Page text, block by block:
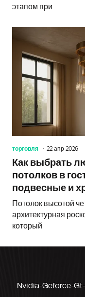
этапом при
торговля 22 апр 2026
Как выбрать
потолков в
подвесные и
Потолок высотой
архитектурная
который
Nvidia-Geforce-